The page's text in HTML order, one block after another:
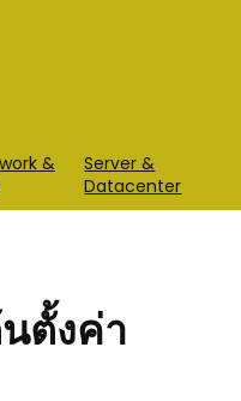
&
Server &
Datacenter
ตั้งค่า